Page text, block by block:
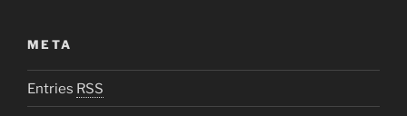
META
Entries RSS